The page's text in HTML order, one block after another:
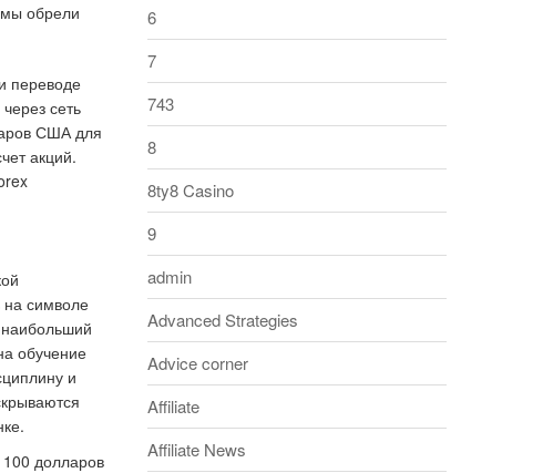
мы обрели
переводе
сеть
США для
акций.
на символе
обучение
и
долларов
6
7
743
8
8ty8 Casino
9
admin
Advanced Strategies
Advice corner
Affiliate
Affiliate News